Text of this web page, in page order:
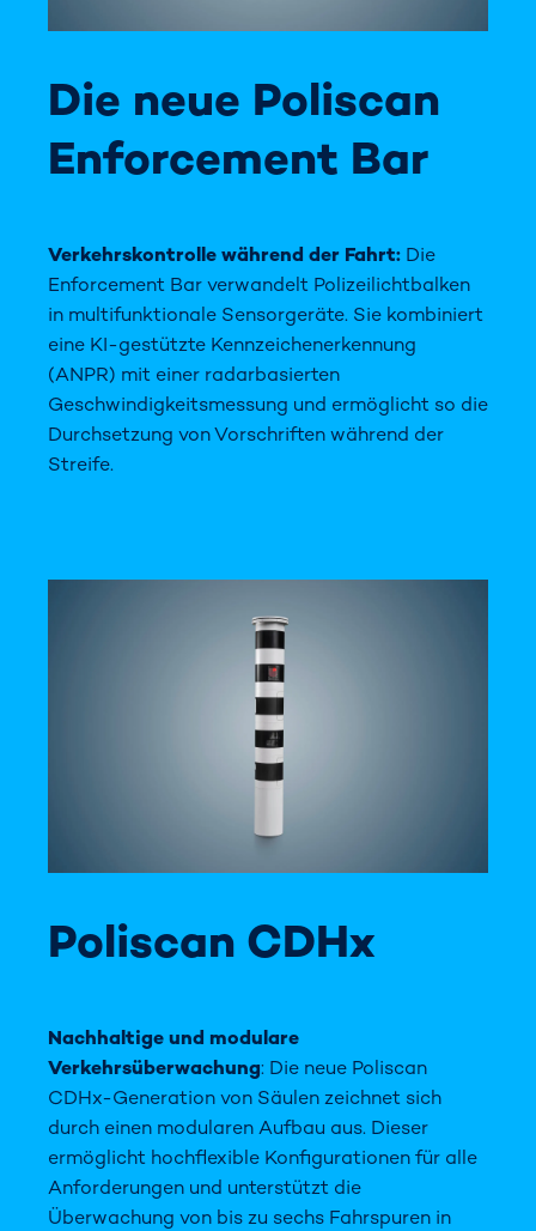
Die neue Poliscan
Enforcement Bar
Verkehrskontrolle während der Fahrt: Die
Enforcement Bar verwandelt Polizeilichtbalken
in multifunktionale Sensorgeräte. Sie kombiniert
eine KI-gestützte Kennzeichenerkennung
(ANPR) mit einer radarbasierten
Geschwindigkeitsmessung und ermöglicht so die
Durchsetzung von Vorschriften während der
Streife.
Poliscan CDHx
Nachhaltige und modulare
Verkehrsüberwachung: Die neue Poliscan
CDHx-Generation von Säulen zeichnet sich
durch einen modularen Aufbau aus. Dieser
ermöglicht hochflexible Konfigurationen für alle
Anforderungen und unterstützt die
Überwachung von bis zu sechs Fahrspuren in